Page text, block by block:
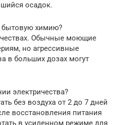
осадок.
химию?
Обычные моющие
но агрессивные
в больших дозах могут
электричества?
без воздуха от 2 до 7 дней
восстановления питания
в усиленном режиме для